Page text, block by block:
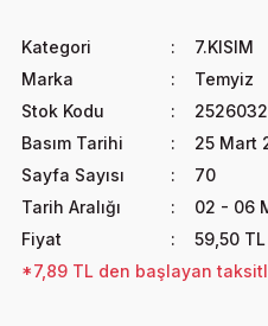
Kategori
7.KISIM
Marka
Temyiz
Stok Kodu
Basım Tarihi
25 Mart
Sayfa Sayısı
70
Tarih Aralığı
02 - 06
Fiyat
59,50
*7,89 TL den başlayan